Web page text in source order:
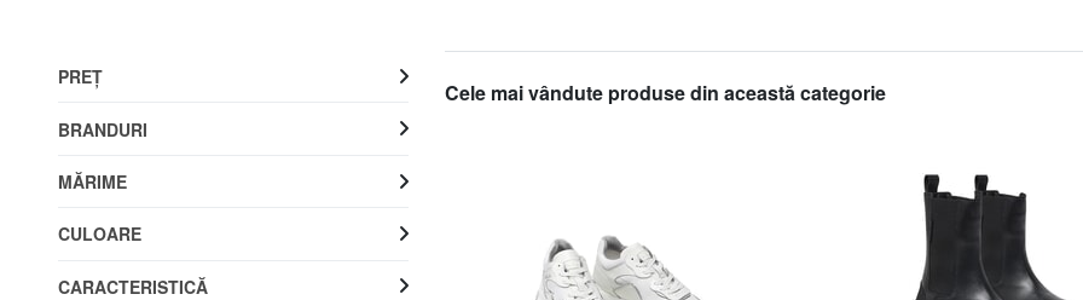
Cele mai vândute produse din această categorie
PREŢ
BRANDURI
MĂRIME
CULOARE
CARACTERISTICĂ